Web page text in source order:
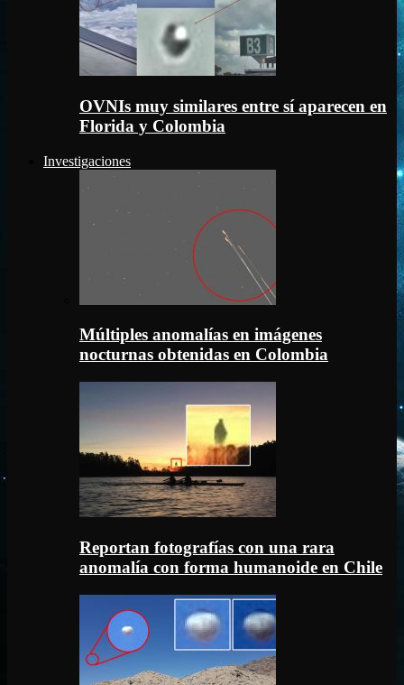
OVNIs muy similares entre sí aparecen en
Florida y Colombia
Investigaciones
Múltiples anomalías en imágenes
nocturnas obtenidas en Colombia
Reportan fotografías con una rara
anomalía con forma humanoide en Chile